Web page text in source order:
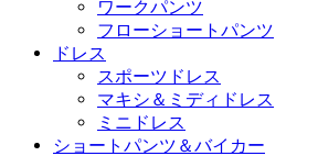
ワークパンツ
フローショートパンツ
ドレス
スポーツドレス
マキシ＆ミディドレス
ミニドレス
ショートパンツ＆バイカー